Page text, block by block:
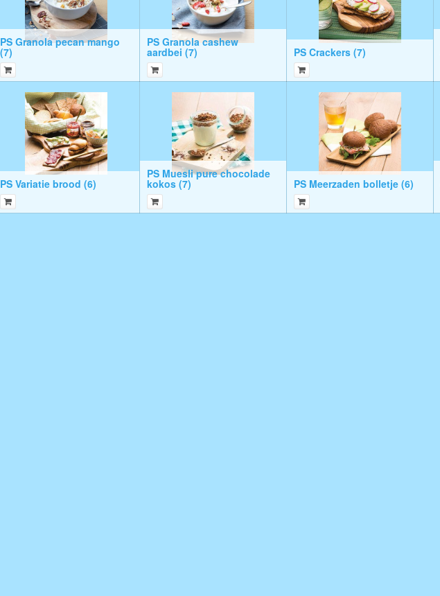
PS Granola pecan mango
(7)
PS Granola cashew
aardbei (7) PS Crackers (7)
PS Variatie brood (6)
PS Muesli pure chocolade
kokos (7) PS Meerzaden bolletje (6)